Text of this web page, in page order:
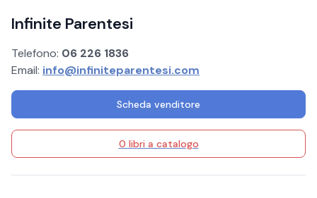
Infinite Parentesi
Telefono: 06 226 1836
Email: info@infiniteparentesi.com
Scheda venditore
0 libri a catalogo